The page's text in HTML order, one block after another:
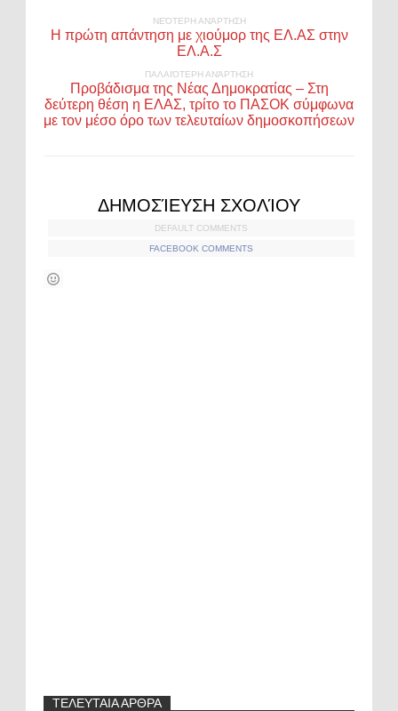
ΝΕΌΤΕΡΗ ΑΝΆΡΤΗΣΗ
Η πρώτη απάντηση με χιούμορ της ΕΛ.ΑΣ στην
ΕΛ.Α.Σ
ΠΑΛΑΙΌΤΕΡΗ ΑΝΆΡΤΗΣΗ
Προβάδισμα της Νέας Δημοκρατίας – Στη
δεύτερη θέση η ΕΛΑΣ, τρίτο το ΠΑΣΟΚ σύμφωνα
με τον μέσο όρο των τελευταίων δημοσκοπήσεων
ΔΗΜΟΣΊΕΥΣΗ ΣΧΟΛΊΟΥ
DEFAULT COMMENTS
FACEBOOK COMMENTS
ΤΕΛΕΥΤΑΙΑ ΑΡΘΡΑ